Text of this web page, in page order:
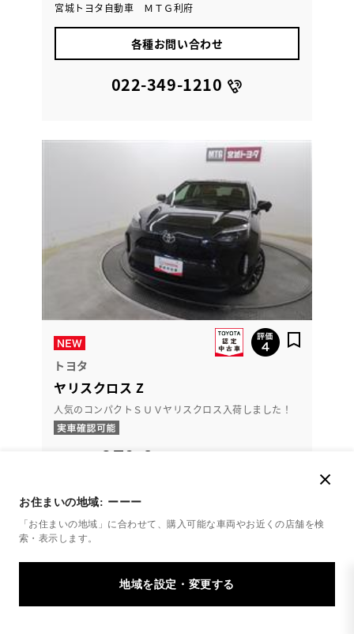
お住まいの地域: ーーー
「お住まいの地域」に合わせて、購入可能な車両やお近くの店舗を検
索・表示します。
宮城トヨタ自動車 ＭＴＧ利府
各種お問い合わせ
022-349-1210
トヨタ
ヤリスクロス Z
人気のコンパクトＳＵＶヤリスクロス入荷しました！
279.8
※ 価格は展示店にて8月登録の場合
通常ローン
月々26,400円
2023年(R5年) 走行 18,000km
修復 なし 車検 車検整備付